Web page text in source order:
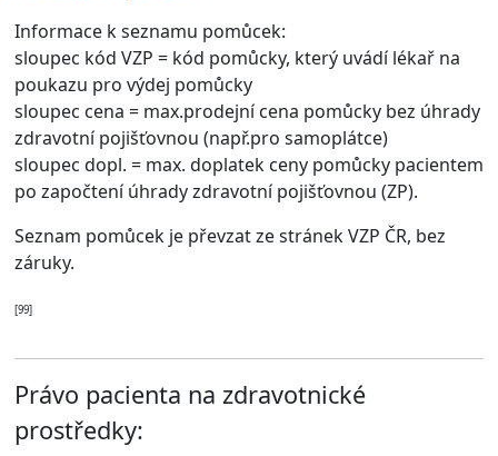
Informace k seznamu pomůcek:
sloupec kód VZP = kód pomůcky, který uvádí lékař na
poukazu pro výdej pomůcky
sloupec cena = max.prodejní cena pomůcky bez úhrady
zdravotní pojišťovnou (např.pro samoplátce)
sloupec dopl. = max. doplatek ceny pomůcky pacientem
po započtení úhrady zdravotní pojišťovnou (ZP).
Seznam pomůcek je převzat ze stránek VZP ČR, bez
záruky.
[99]
Právo pacienta na zdravotnické
prostředky: